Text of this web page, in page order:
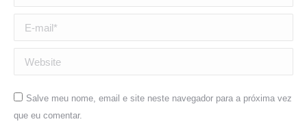
E-mail *
Website
Salve meu nome, email e site neste navegador para a próxima vez
que eu comentar.